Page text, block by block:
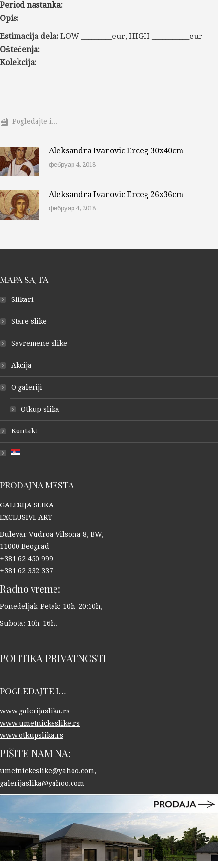
Period nastanka:
Opis:
Estimacija dela: LOW _________eur, HIGH ___________eur
Oštećenja:
Kolekcija:
Pogledajte i...
Aleksandra Ivanovic Erceg 30x40cm
фебруар 4, 2018
Aleksandra Ivanovic Erceg 26x36cm
фебруар 4, 2018
MAPA SAJTA
Slikari
Stare slike
Savremene slike
Akcija
O galeriji
Otkup slika
Kontakt
PRODAJNA MESTA
GALERIJA SLIKA
EXCLUSIVE ART
Bulevar Vudroa Vilsona 8, BW,
11000 Beograd
+381 62 450 999,
+381 62 332 337
Radno vreme:
Ponedeljak-Petak: 10h-20:30h,
Subota: 10h-16h.
POLITIKA PRIVATNOSTI
POGLEDAJTE I…
www.galerijaslika.rs
www.umetnickeslike.rs
www.otkupslika.rs
PIŠITE NAM NA:
umetnickeslike@yahoo.com,
galerijaslika@yahoo.com